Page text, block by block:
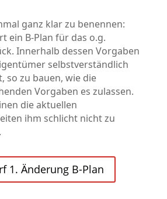
ganz klar zu benennen:
ein B-Plan für das o.g.
Innerhalb dessen Vorgaben
selbstverständlich
so zu bauen, wie die
Vorgaben es zulassen.
die aktuellen
ihm schlicht nicht zu
1. Änderung B-Plan